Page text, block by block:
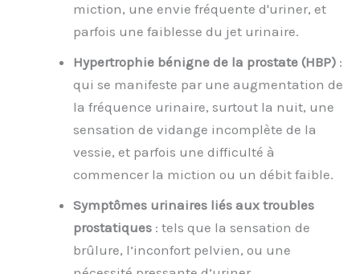
miction, une envie fréquente d'uriner, et
parfois une faiblesse du jet urinaire.
Hypertrophie bénigne de la prostate (HBP) :
qui se manifeste par une augmentation de
la fréquence urinaire, surtout la nuit, une
sensation de vidange incomplète de la
vessie, et parfois une difficulté à
commencer la miction ou un débit faible.
Symptômes urinaires liés aux troubles
prostatiques : tels que la sensation de
brûlure, l’inconfort pelvien, ou une